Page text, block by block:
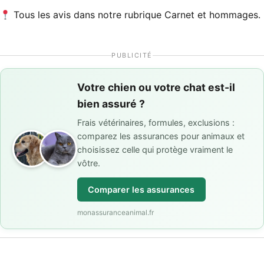
Tous les avis dans notre rubrique Carnet et hommages.
PUBLICITÉ
Votre chien ou votre chat est-il
bien assuré ?
Frais vétérinaires, formules, exclusions :
comparez les assurances pour animaux et
choisissez celle qui protège vraiment le
vôtre.
Comparer les assurances
monassuranceanimal.fr